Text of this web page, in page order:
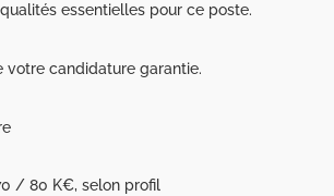
essentielles pour ce poste.
votre candidature garantie.
/ 80 K€, selon profil